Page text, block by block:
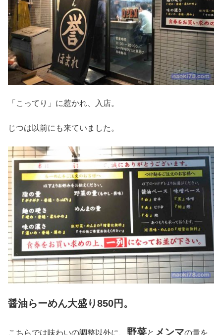
「こってり」に惹かれ、入店。
じつは以前にも来ていました。
醤油らーめん大盛り850円。
こちらでは味わいの調整以外に、 野菜と メンマの量を